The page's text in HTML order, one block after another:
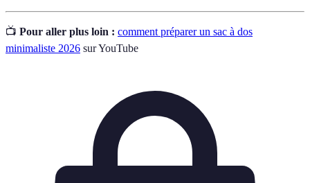
📺 Pour aller plus loin : comment préparer un sac à dos
minimaliste 2026 sur YouTube